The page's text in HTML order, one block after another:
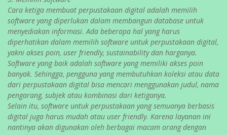
Cara ketiga membuat perpustakaan digital adalah memilih
software yang diperlukan dalam membangun database untuk
menyediakan informasi. Ada beberapa hal yang harus
diperhatikan dalam memilih software untuk perpustakaan digital,
yakni akses poin, user friendly, sustainability dan harganya.
Software yang baik adalah software yang memiliki akses poin
banyak. Sehingga, pengguna yang membutuhkan koleksi atau data
dari perpustakaan digital bisa mencari menggunakan judul, nama
pengarang, subjek atau kombinasi dari ketiganya.
Selain itu, software untuk perpustakaan yang semuanya berbasis
digital juga harus mudah atau user friendly. Karena layanan ini
nantinya akan digunakan oleh berbagai macam orang dengan